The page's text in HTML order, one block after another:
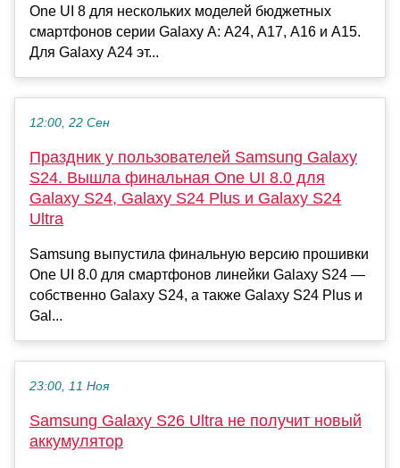
One UI 8 для нескольких моделей бюджетных
смартфонов серии Galaxy A: A24, A17, A16 и A15.
Для Galaxy A24 эт...
12:00, 22 Сен
Праздник у пользователей Samsung Galaxy
S24. Вышла финальная One UI 8.0 для
Galaxy S24, Galaxy S24 Plus и Galaxy S24
Ultra
Samsung выпустила финальную версию прошивки
One UI 8.0 для смартфонов линейки Galaxy S24 —
собственно Galaxy S24, а также Galaxy S24 Plus и
Gal...
23:00, 11 Ноя
Samsung Galaxy S26 Ultra не получит новый
аккумулятор